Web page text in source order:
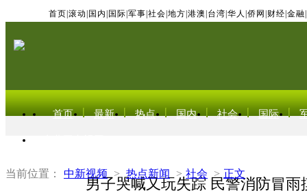
首页 滚动 国内 国际 军事 社会 地方 港澳 台湾 华人 侨网 财经 金融
首页 最新 热点 国内 社会 国际
当前位置： 中新视频 > 热点新闻 > 社会 > 正文
男子哭喊又玩失踪 民警消防冒雨